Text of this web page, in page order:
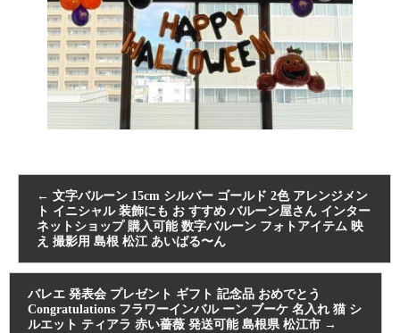
← 文字バルーン 15cm シルバー ゴールド 2色 アレンジメン
ト イニシャル 装飾にも お すすめ バルーン屋さん インター
ネットショップ 購入可能 数字バルーン フォトアイテム 映
え 撮影用 島根 松江 あいばる〜ん
バレエ 発表会 プレゼント ギフト 記念品 おめでとう
Congratulations フラワーインバル ーン ブーケ 名入れ 猫 シ
ルエット ティアラ 赤い薔薇 発送可能 島根県 松江市 →